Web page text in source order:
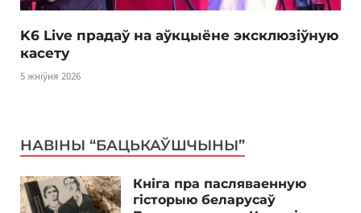
K6 Live прадаў на аўкцыёне эксклюзіўную
касету
5 жніўня 2026
НАВІНЫ “БАЦЬКАЎШЧЫНЫ”
Кніга пра пасляваенную
гісторыю беларусаў